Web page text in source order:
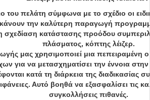
του πελάτη σύμφωνα με το σχέδιο οι
κάνουν την καλύτερη παραγωγή
σχεδίαση κατάστασης προόδου
πλάσματος, κόπτης λέιζερ.
μας χρησιμοποιεί μια πεπειραμένη
για να μετασχηματίσει την έννοια
κατά τη διάρκεια της διαδικασίας
Αυτό βοηθά να εξασφαλίσει τις
συγκολλήσεις πιθανές.